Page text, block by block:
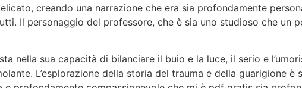
creando una narrazione che era sia profondamente
Il personaggio del professore, che è sia uno studioso che un
nella sua capacità di bilanciare il buio e la luce, il serio e
L’esplorazione della storia del trauma e della guarigione